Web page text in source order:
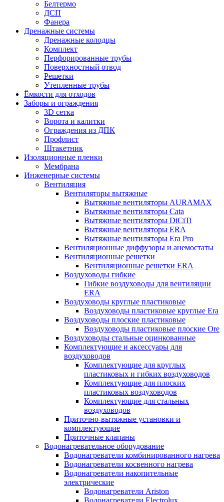
Белтермо
ДСП
Фанера
Дренажные системы
Дренажные колодцы
Комплект
Перфорированные трубы
Поверхностный отвод
Решетки
Утепленные трубы
Ёмкости для отходов
Заборы и ограждения
3D сетка
Ворота и калитки
Ограждения из ДПК
Профлист
Штакетник
Изоляционные пленки
Мембрана
Инженерные системы
Вентиляция
Вентиляторы вытяжные
Вытяжные вентиляторы AURAMAX
Вытяжные вентиляторы Cata
Вытяжные вентиляторы DiCiTi
Вытяжные вентиляторы ERA
Вытяжные вентиляторы Era Pro
Вентиляционные диффузоры и анемостаты
Вентиляционные решетки
Вентиляционные решетки ERA
Воздуховоды гибкие
Гибкие воздуховоды для вентиляции
ERA
Воздуховоды круглые пластиковые
Воздуховоды пластиковые круглые Era
Воздуховоды плоские пластиковые
Воздуховоды пластиковые плоские Ore
Воздуховоды стальные оцинкованные
Комплектующие и аксессуары для
воздуховодов
Комплектующие для круглых
пластиковых и гибких воздуховодов
Комплектующие для плоских
пластиковых воздуховодов
Комплектующие для стальных
воздуховодов
Приточно-вытяжные установки и
комплектующие
Приточные клапаны
Водонагревательное оборудование
Водонагреватели комбинированного нагрева
Водонагреватели косвенного нагрева
Водонагреватели накопительные
электрические
Водонагреватели Ariston